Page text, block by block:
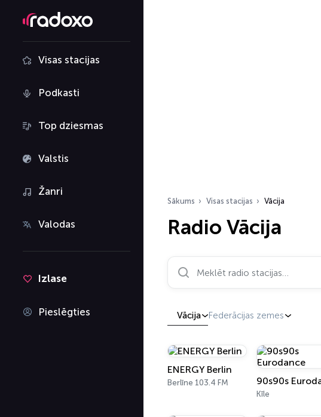
Visas stacijas
Podkasti
Top dziesmas
Valstis
Žanri
Valodas
Izlase
Pieslēgties
Sākums Visas stacijas Vācija
Radio Vācija
Meklēt radio stacijas…
Vācija Federācijas zemes
ENERGY Berlin
Berlīne 103.4 FM
Kīle